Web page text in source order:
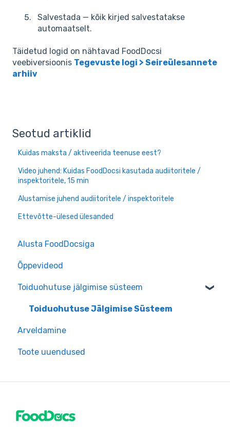
Salvestada — kõik kirjed salvestatakse
automaatselt.
Täidetud logid on nähtavad FoodDocsi
veebiversioonis Tegevuste logi > Seireülesannete
arhiiv
Seotud artiklid
Kuidas maksta / aktiveerida teenuse eest?
Video juhend: Kuidas FoodDocsi kasutada audiitoritele /
inspektoritele, 15 min
Alustamise juhend audiitoritele / inspektoritele
Ettevõtte-ülesed ülesanded
Alusta FoodDocsiga
Õppevideod
Toiduohutuse jälgimise süsteem
Toiduohutuse Jälgimise Süsteem
Arveldamine
Toote uuendused